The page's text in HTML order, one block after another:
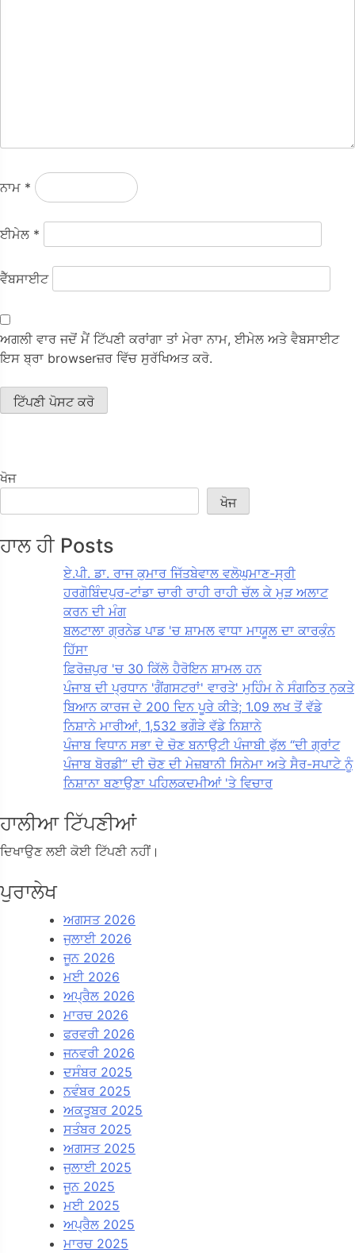
ਨਾਮ *
ਈਮੇਲ *
ਵੈੱਬਸਾਈਟ
ਅਗਲੀ ਵਾਰ ਜਦੋਂ ਮੈਂ ਟਿੱਪਣੀ ਕਰਾਂਗਾ ਤਾਂ ਮੇਰਾ ਨਾਮ, ਈਮੇਲ ਅਤੇ ਵੈਬਸਾਈਟ
ਇਸ ਬ੍ਰਾ browserਜ਼ਰ ਵਿੱਚ ਸੁਰੱਖਿਅਤ ਕਰੋ.
ਖੋਜ
ਖੋਜ
ਹਾਲ ਹੀ Posts
ਏ.ਪੀ. ਡਾ. ਰਾਜ ਕੁਮਾਰ ਜਿੱਤਬੇਵਾਲ ਵਲੋਘੁਮਾਣ-ਸ੍ਰੀ
ਹਰਗੋਬਿੰਦਪੁਰ-ਟਾਂਡਾ ਚਾਰੀ ਰਾਹੀ ਰਾਹੀ ਚੱਲ ਕੇ ਮੁੜ ਅਲਾਟ
ਕਰਨ ਦੀ ਮੰਗ
ਬਲਟਾਲਾ ਗ੍ਰਨੇਡ ਪਾਡ 'ਚ ਸ਼ਾਮਲ ਵਾਧਾ ਮਾਯੂਲ ਦਾ ਕਾਰਕੁੰਨ
ਹਿੱਸਾ
ਫ਼ਿਰੋਜ਼ਪੁਰ 'ਚ 30 ਕਿੱਲੋ ਹੈਰੋਇਨ ਸ਼ਾਮਲ ਹਨ
ਪੰਜਾਬ ਦੀ ਪ੍ਰਧਾਨ 'ਗੈਂਗਸਟਰਾਂ' ਵਾਰਤੇ' ਮੁਹਿੰਮ ਨੇ ਸੰਗਠਿਤ ਨੁਕਤੇ
ਬਿਆਨ ਕਾਰਜ ਦੇ 200 ਦਿਨ ਪੂਰੇ ਕੀਤੇ; 1.09 ਲਖ ਤੋਂ ਵੱਡੇ
ਨਿਸ਼ਾਨੇ ਮਾਰੀਆਂ, 1,532 ਭਗੌੜੇ ਵੱਡੇ ਨਿਸ਼ਾਨੇ
ਪੰਜਾਬ ਵਿਧਾਨ ਸਭਾ ਦੇ ਚੋਣ ਬਨਾਉਟੀ ਪੰਜਾਬੀ ਫੁੱਲ “ਦੀ ਗ੍ਰਾਂਟ
ਪੰਜਾਬ ਬੋਰਡੀ” ਦੀ ਚੋਣ ਦੀ ਮੇਜ਼ਬਾਨੀ ਸਿਨੇਮਾ ਅਤੇ ਸੈਰ-ਸਪਾਟੇ ਨੂੰ
ਨਿਸ਼ਾਨਾ ਬਣਾਉਣਾ ਪਹਿਲਕਦਮੀਆਂ 'ਤੇ ਵਿਚਾਰ
ਹਾਲੀਆ ਟਿੱਪਣੀਆਂ
ਦਿਖਾਉਣ ਲਈ ਕੋਈ ਟਿੱਪਣੀ ਨਹੀਂ।
ਪੁਰਾਲੇਖ
ਅਗਸਤ 2026
ਜੁਲਾਈ 2026
ਜੂਨ 2026
ਮਈ 2026
ਅਪ੍ਰੈਲ 2026
ਮਾਰਚ 2026
ਫਰਵਰੀ 2026
ਜਨਵਰੀ 2026
ਦਸੰਬਰ 2025
ਨਵੰਬਰ 2025
ਅਕਤੂਬਰ 2025
ਸਤੰਬਰ 2025
ਅਗਸਤ 2025
ਜੁਲਾਈ 2025
ਜੂਨ 2025
ਮਈ 2025
ਅਪ੍ਰੈਲ 2025
ਮਾਰਚ 2025